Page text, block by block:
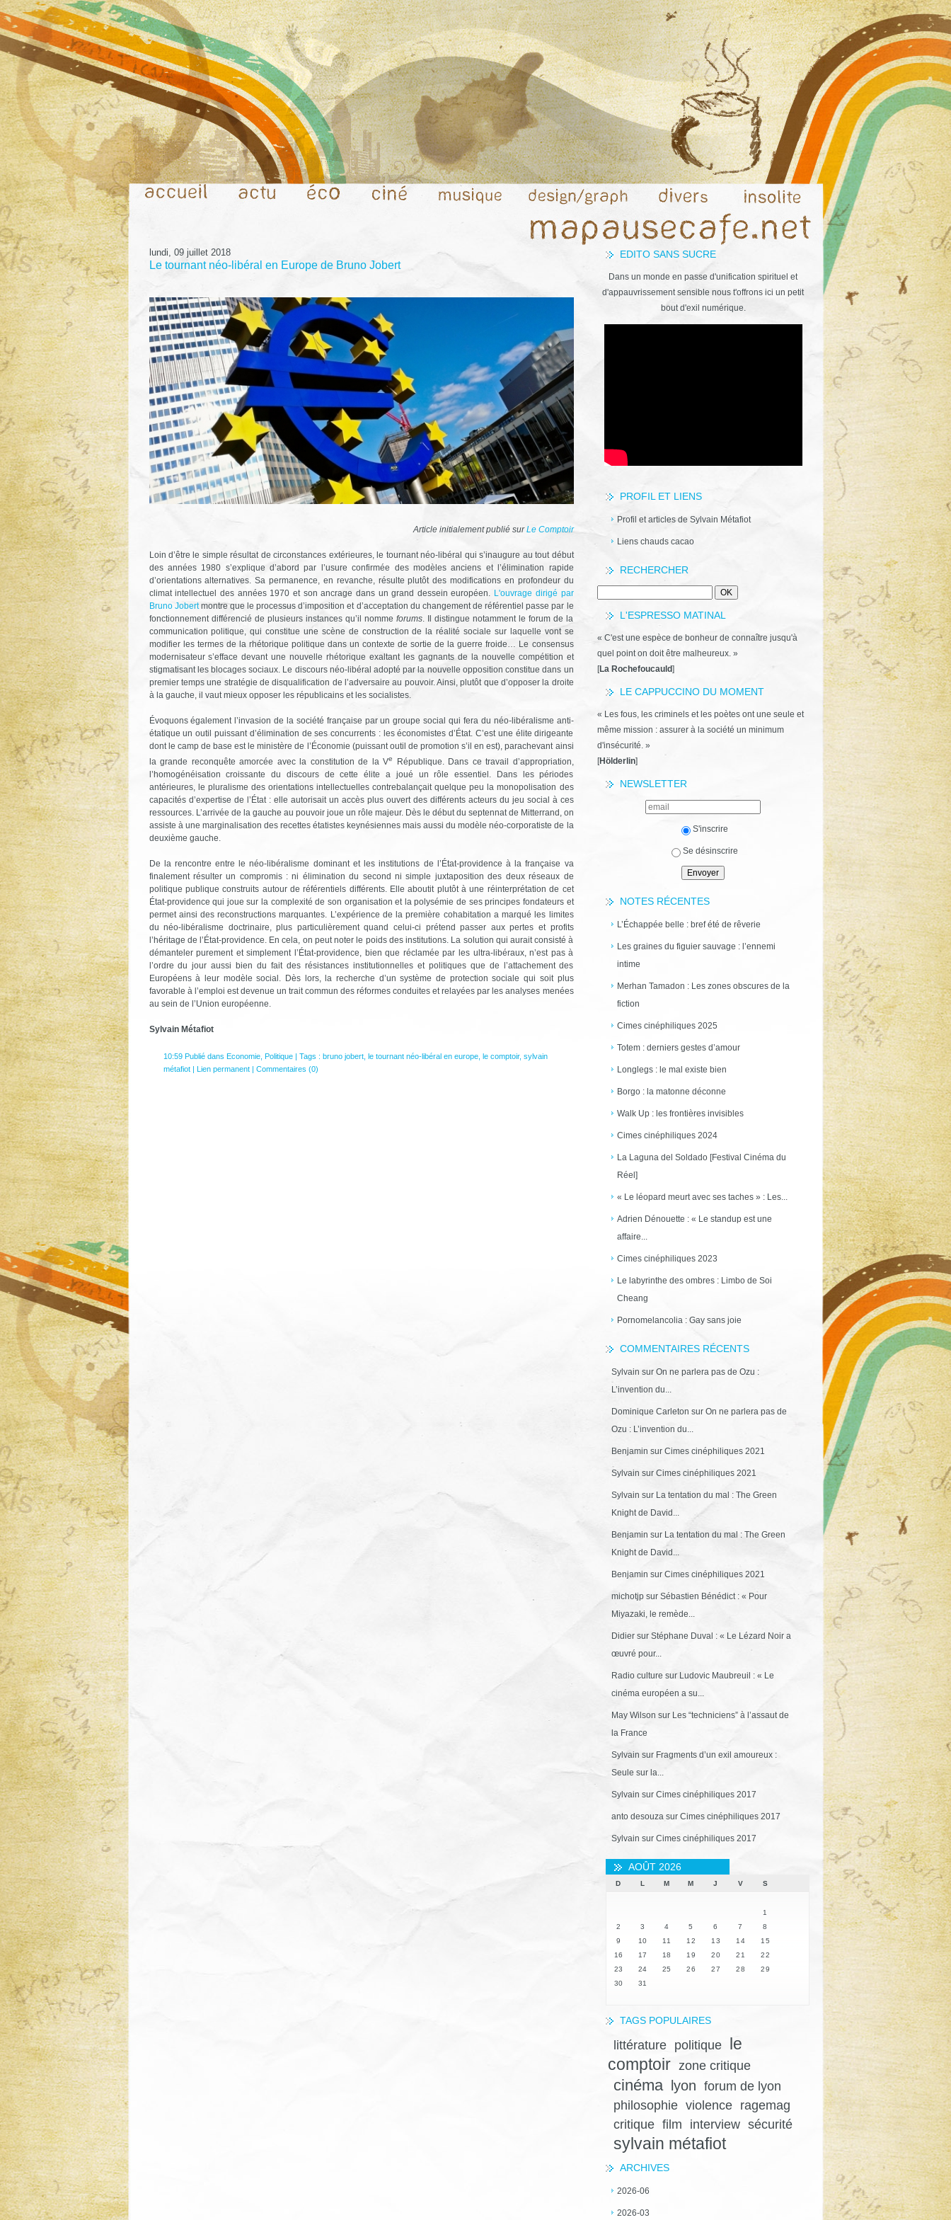
EDITO SANS SUCRE
Dans un monde en passe d'unification spirituel et
d'appauvrissement sensible nous t'offrons ici un petit
bout d'exil numérique.
PROFIL ET LIENS
Profil et articles de Sylvain Métafiot
Liens chauds cacao
RECHERCHER
L'ESPRESSO MATINAL
« C'est une espèce de bonheur de connaître jusqu'à
quel point on doit être malheureux. »
[La Rochefoucauld]
LE CAPPUCCINO DU MOMENT
« Les fous, les criminels et les poètes ont une seule et
même mission : assurer à la société un minimum
d'insécurité. »
[Hölderlin]
NEWSLETTER
S'inscrire
Se désinscrire
NOTES RÉCENTES
L’Échappée belle : bref été de rêverie
Les graines du figuier sauvage : l’ennemi
intime
Merhan Tamadon : Les zones obscures de la
fiction
Cimes cinéphiliques 2025
Totem : derniers gestes d’amour
Longlegs : le mal existe bien
Borgo : la matonne déconne
Walk Up : les frontières invisibles
Cimes cinéphiliques 2024
La Laguna del Soldado [Festival Cinéma du
Réel]
« Le léopard meurt avec ses taches » : Les...
Adrien Dénouette : « Le standup est une
affaire...
Cimes cinéphiliques 2023
Le labyrinthe des ombres : Limbo de Soi
Cheang
Pornomelancolia : Gay sans joie
COMMENTAIRES RÉCENTS
Sylvain sur On ne parlera pas de Ozu :
L’invention du...
Dominique Carleton sur On ne parlera pas de
Ozu : L’invention du...
Benjamin sur Cimes cinéphiliques 2021
Sylvain sur Cimes cinéphiliques 2021
Sylvain sur La tentation du mal : The Green
Knight de David...
Benjamin sur La tentation du mal : The Green
Knight de David...
Benjamin sur Cimes cinéphiliques 2021
michotjpsur Sébastien Bénédict : « Pour
Miyazaki, le remède...
Didiersur Stéphane Duval : « Le Lézard Noir a
œuvré pour...
Radio culture sur Ludovic Maubreuil : « Le
cinéma européen a su...
May Wilson sur Les “techniciens” à l’assaut de
la France
Sylvain sur Fragments d’un exil amoureux :
Seule sur la...
Sylvain sur Cimes cinéphiliques 2017
anto desouzasur Cimes cinéphiliques 2017
Sylvain sur Cimes cinéphiliques 2017
AOÛT 2026
D L M M J V S
1
2
3 4 5 6 7
8
9
10 11 12 13 14
15
16
17 18 19 20 21
22
23
24 25 26 27 28
29
30
31
TAGS POPULAIRES
littérature politique
le
comptoir zone critique
cinéma lyon forum de lyon
philosophie violence
ragemag
critique film interview sécurité
sylvain métafiot
ARCHIVES
2026-06
2026-03
lundi, 09 juillet 2018
Le tournant néo-libéral en Europe de Bruno Jobert
Article initialement publié surLe Comptoir
Loin d’être le simple résultat de circonstances extérieures, le tournant néo-libéral qui s’inaugure au tout début
des années 1980 s’explique d’abord par l’usure confirmée des modèles anciens et l’élimination rapide
d’orientations alternatives. Sa permanence, en revanche, résulte plutôt des modifications en profondeur du
climat intellectuel des années 1970 et son ancrage dans un grand dessein européen. L'ouvrage dirigé par
Bruno Jobertmontre que le processus d’imposition et d’acceptation du changement de référentiel passe par le
fonctionnement différencié de plusieurs instances qu’il nomme forums . Il distingue notamment le forum de la
communication politique, qui constitue une scène de construction de la réalité sociale sur laquelle vont se
modifier les termes de la rhétorique politique dans un contexte de sortie de la guerre froide… Le consensus
modernisateur s’efface devant une nouvelle rhétorique exaltant les gagnants de la nouvelle compétition et
stigmatisant les blocages sociaux. Le discours néo-libéral adopté par la nouvelle opposition constitue dans un
premier temps une stratégie de disqualification de l’adversaire au pouvoir. Ainsi, plutôt que d’opposer la droite
à la gauche, il vaut mieux opposer les républicains et les socialistes.
Évoquons également l’invasion de la société française par un groupe social qui fera du néo-libéralisme anti-
étatique un outil puissant d’élimination de ses concurrents : les économistes d’État. C’est une élite dirigeante
dont le camp de base est le ministère de l’Économie (puissant outil de promotion s’il en est), parachevant ainsi
la grande reconquête amorcée avec la constitution de la Ve
République. Dans ce travail d’appropriation,
l’homogénéisation croissante du discours de cette élite a joué un rôle essentiel. Dans les périodes
antérieures, le pluralisme des orientations intellectuelles contrebalançait quelque peu la monopolisation des
capacités d’expertise de l’État : elle autorisait un accès plus ouvert des différents acteurs du jeu social à ces
ressources. L’arrivée de la gauche au pouvoir joue un rôle majeur. Dès le début du septennat de Mitterrand, on
assiste à une marginalisation des recettes étatistes keynésiennes mais aussi du modèle néo-corporatiste de la
deuxième gauche.
De la rencontre entre le néo-libéralisme dominant et les institutions de l’État-providence à la française va
finalement résulter un compromis : ni élimination du second ni simple juxtaposition des deux réseaux de
politique publique construits autour de référentiels différents. Elle aboutit plutôt à une réinterprétation de cet
État-providence qui joue sur la complexité de son organisation et la polysémie de ses principes fondateurs et
permet ainsi des reconstructions marquantes. L’expérience de la première cohabitation a marqué les limites
du néo-libéralisme doctrinaire, plus particulièrement quand celui-ci prétend passer aux pertes et profits
l’héritage de l’État-providence. En cela, on peut noter le poids des institutions. La solution qui aurait consisté à
démanteler purement et simplement l’État-providence, bien que réclamée par les ultra-libéraux, n’est pas à
l’ordre du jour aussi bien du fait des résistances institutionnelles et politiques que de l’attachement des
Européens à leur modèle social. Dès lors, la recherche d’un système de protection sociale qui soit plus
favorable à l’emploi est devenue un trait commun des réformes conduites et relayées par les analyses menées
au sein de l’Union européenne.
Sylvain Métafiot
10:59 Publié dans Economie, Politique| Tags : bruno jobert, le tournant néo-libéral en europe, le comptoir, sylvain
métafiot| Lien permanent| Commentaires (0)